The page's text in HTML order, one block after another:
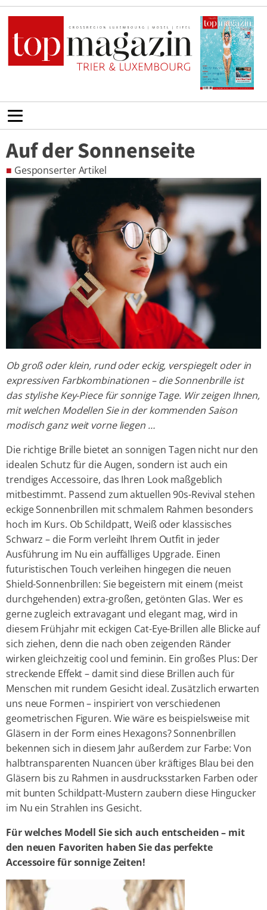
Auf der Sonnenseite
■ Gesponserter Artikel
Ob groß oder klein, rund oder eckig, verspiegelt oder in
expressiven Farbkombinationen – die Sonnenbrille ist
das stylishe Key-Piece für sonnige Tage. Wir zeigen Ihnen,
mit welchen Modellen Sie in der kommenden Saison
modisch ganz weit vorne liegen …
Die richtige Brille bietet an sonnigen Tagen nicht nur den
idealen Schutz für die Augen, sondern ist auch ein
trendiges Accessoire, das Ihren Look maßgeblich
mitbestimmt. Passend zum aktuellen 90s-Revival stehen
eckige Sonnenbrillen mit schmalem Rahmen besonders
hoch im Kurs. Ob Schildpatt, Weiß oder klassisches
Schwarz – die Form verleiht Ihrem Outfit in jeder
Ausführung im Nu ein auffälliges Upgrade. Einen
futuristischen Touch verleihen hingegen die neuen
Shield-Sonnenbrillen: Sie begeistern mit einem (meist
durchgehenden) extra-großen, getönten Glas. Wer es
gerne zugleich extravagant und elegant mag, wird in
diesem Frühjahr mit eckigen Cat-Eye-Brillen alle Blicke auf
sich ziehen, denn die nach oben zeigenden Ränder
wirken gleichzeitig cool und feminin. Ein großes Plus: Der
streckende Effekt – damit sind diese Brillen auch für
Menschen mit rundem Gesicht ideal. Zusätzlich erwarten
uns neue Formen – inspiriert von verschiedenen
geometrischen Figuren. Wie wäre es beispielsweise mit
Gläsern in der Form eines Hexagons? Sonnenbrillen
bekennen sich in diesem Jahr außerdem zur Farbe: Von
halbtransparenten Nuancen über kräftiges Blau bei den
Gläsern bis zu Rahmen in ausdrucksstarken Farben oder
mit bunten Schildpatt-Mustern zaubern diese Hingucker
im Nu ein Strahlen ins Gesicht.
Für welches Modell Sie sich auch entscheiden – mit
den neuen Favoriten haben Sie das perfekte
Accessoire für sonnige Zeiten!